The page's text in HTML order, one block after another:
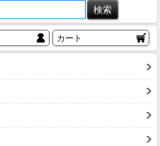
カート